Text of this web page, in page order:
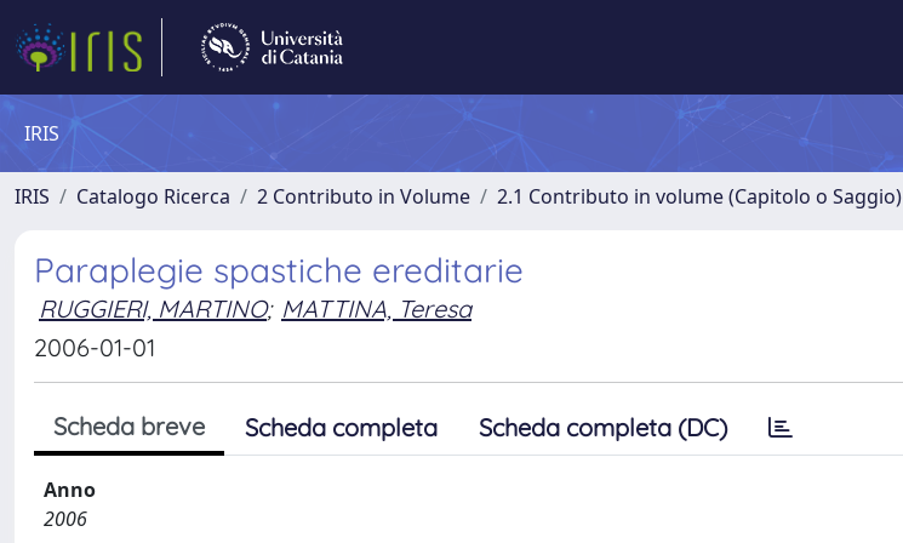
IRIS
IRIS Catalogo Ricerca 2 Contributo in Volume 2.1 Contributo in volume (Capitolo o Saggio)
Paraplegie spastiche ereditarie
RUGGIERI, MARTINO; MATTINA, Teresa
2006-01-01
Scheda breve Scheda completa Scheda completa (DC)
Anno
2006